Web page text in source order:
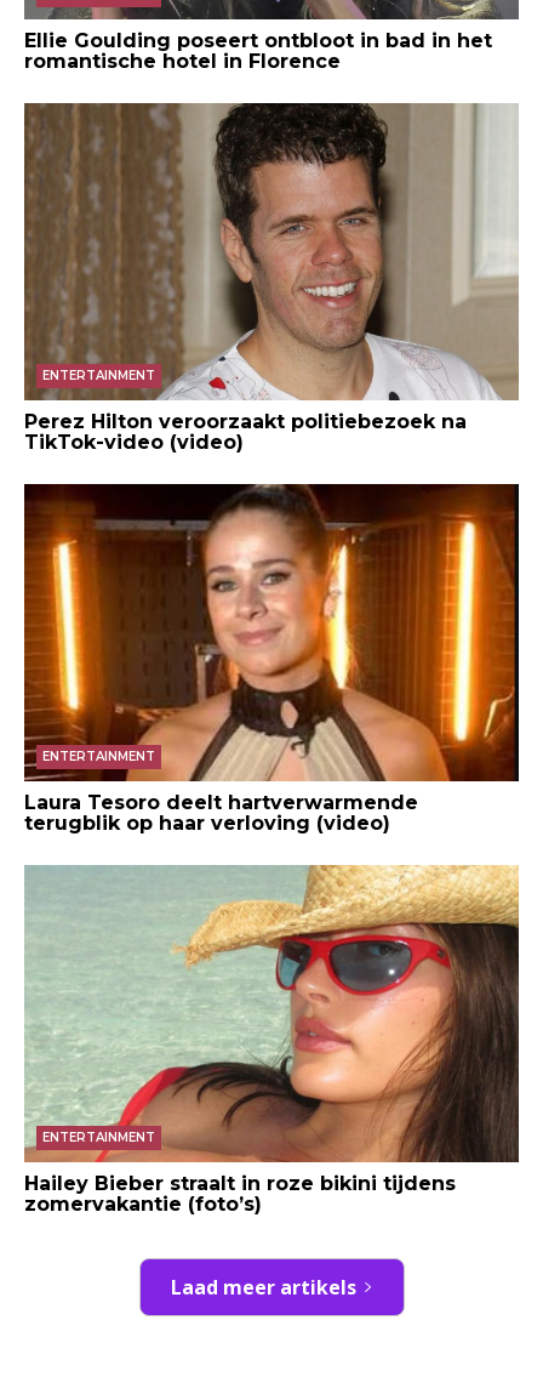
Ellie Goulding poseert ontbloot in bad in het
romantische hotel in Florence
ENTERTAINMENT
Perez Hilton veroorzaakt politiebezoek na
TikTok-video (video)
ENTERTAINMENT
Laura Tesoro deelt hartverwarmende
terugblik op haar verloving (video)
ENTERTAINMENT
Hailey Bieber straalt in roze bikini tijdens
zomervakantie (foto’s)
Laad meer artikels